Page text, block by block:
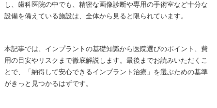
し、歯科医院の中でも、精密な画像診断や専用の手術室など十分な
設備を備えている施設は、全体から見ると限られています。
本記事では、インプラントの基礎知識から医院選びのポイント、費
用の目安やリスクまで徹底解説します。最後までお読みいただくこ
とで、「納得して安心できるインプラント治療」を選ぶための基準
がきっと見つかるはずです。